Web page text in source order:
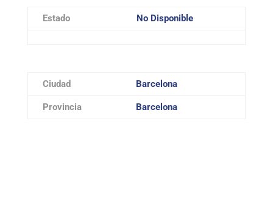
Estado No Disponible
Ciudad Barcelona
Provincia Barcelona